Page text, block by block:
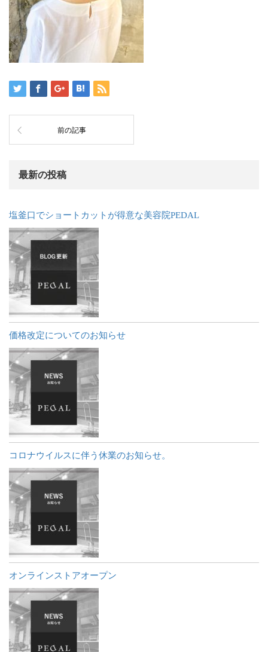
前の記事
最新の投稿
塩釜口でショートカットが得意な美容院PEDAL
価格改定についてのお知らせ
コロナウイルスに伴う休業のお知らせ。
オンラインストアオープン